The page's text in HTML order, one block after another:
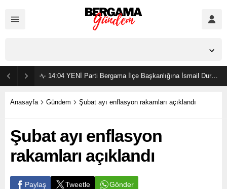
14:04 YENİ Parti Bergama İlçe Başkanlığına İsmail Durmaz görevlendirildi
Anasayfa Gündem Şubat ayı enflasyon rakamları açıklandı
Şubat ayı enflasyon
rakamları açıklandı
Paylaş Tweetle Gönder